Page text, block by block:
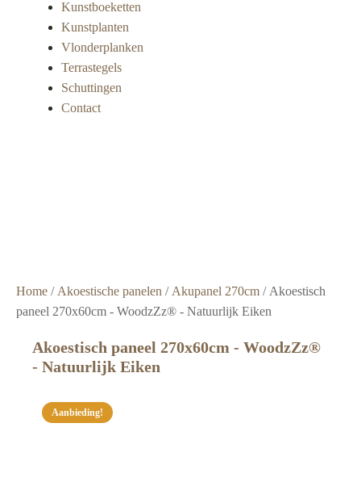
Kunstboeketten
Kunstplanten
Vlonderplanken
Terrastegels
Schuttingen
Contact
Home / Akoestische panelen / Akupanel 270cm / Akoestisch
paneel 270x60cm - WoodzZz® - Natuurlijk Eiken
Akoestisch paneel 270x60cm - WoodzZz®
- Natuurlijk Eiken
Aanbieding!